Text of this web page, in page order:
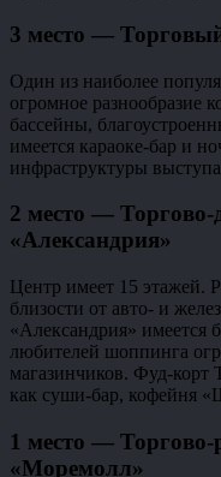
3 место —
Один из наиболее
огромное разнообразие
бассейны,
имеется караоке-бар и
инфраструктуры
2 место — Торгово-
«Александрия»
Центр имеет 15 этажей.
близости от авто- и
«Александрия» имеется
любителей шоппинга
магазинчиков. Фуд-корт
как суши-бар, кофейня
1 место — Торгово-
«Моремолл»